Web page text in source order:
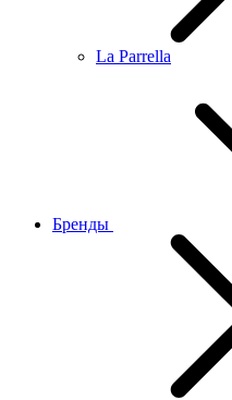
La Parrella
Бренды